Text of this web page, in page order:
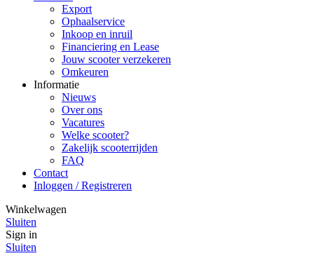
Export
Ophaalservice
Inkoop en inruil
Financiering en Lease
Jouw scooter verzekeren
Omkeuren
Informatie
Nieuws
Over ons
Vacatures
Welke scooter?
Zakelijk scooterrijden
FAQ
Contact
Inloggen / Registreren
Winkelwagen
Sluiten
Sign in
Sluiten